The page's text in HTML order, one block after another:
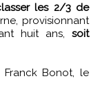
les 2/3 de
provisionnant
huit ans, soit
Bonot, le